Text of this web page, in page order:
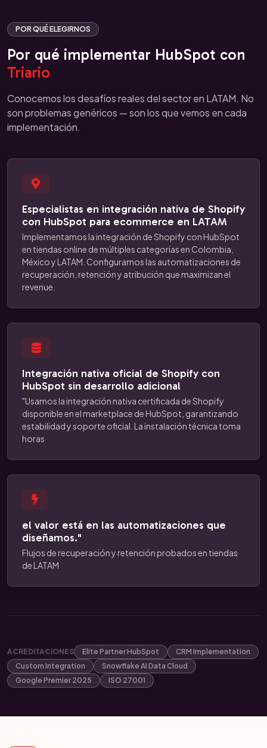
POR QUÉ ELEGIRNOS
Por qué implementar HubSpot con
Triario
Conocemos los desafíos reales del sector en LATAM. No
son problemas genéricos — son los que vemos en cada
implementación.
Especialistas en integración nativa de Shopify
con HubSpot para ecommerce en LATAM
Implementamos la integración de Shopify con HubSpot
en tiendas online de múltiples categorías en Colombia,
México y LATAM. Configuramos las automatizaciones de
recuperación, retención y atribución que maximizan el
revenue.
Integración nativa oficial de Shopify con
HubSpot sin desarrollo adicional
"Usamos la integración nativa certificada de Shopify
disponible en el marketplace de HubSpot, garantizando
estabilidad y soporte oficial. La instalación técnica toma
horas
el valor está en las automatizaciones que
diseñamos."
Flujos de recuperación y retención probados en tiendas
de LATAM
ACREDITACIONES Elite Partner HubSpot
CRM Implementation
Custom Integration
Snowflake AI Data Cloud
Google Premier 2025
ISO 27001